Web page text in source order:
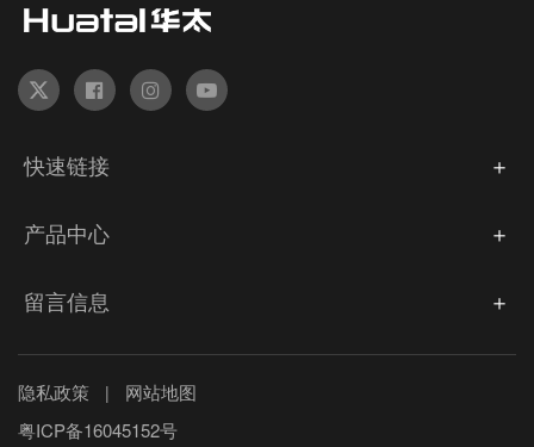
快速链接
产品中心
留言信息
粤ICP备16045152号
隐私政策 | 网站地图